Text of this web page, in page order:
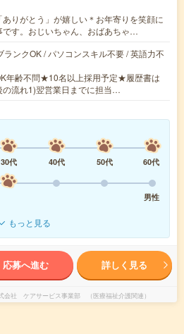
ありがとう」が嬉しい＊お年寄りを笑顔に
です。おじいちゃん、おばあちゃ…
ランクOK / パソコンスキル不要 / 英語力不
年齢不問★10名以上採用予定★履歴書は
流れ1)翌営業日までに担当…
30代 40代 50代
60代
男性
もっと見る
応募へ進む 詳しく見る
会社 ケアサービス事業部 （医療福祉介護関連）